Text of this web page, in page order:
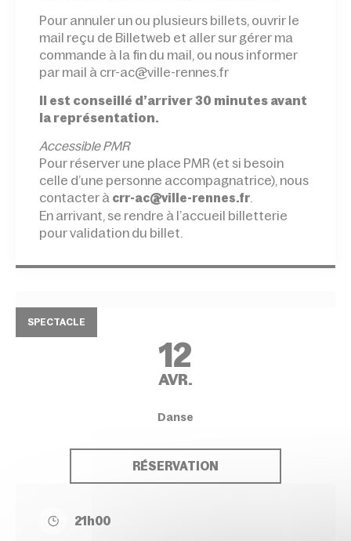
Pour annuler un ou plusieurs billets, ouvrir le
mail reçu de Billetweb et aller sur gérer ma
commande à la fin du mail, ou nous informer
par mail à crr-ac@ville-rennes.fr
Il est conseillé d’arriver 30 minutes avant
la représentation.
Accessible PMR
Pour réserver une place PMR (et si besoin
celle d’une personne accompagnatrice), nous
contacter à crr-ac@ville-rennes.fr
En arrivant, se rendre à l’accueil billetterie
pour validation du billet.
SPECTACLE
12
AVR.
Danse
RÉSERVATION
21h00